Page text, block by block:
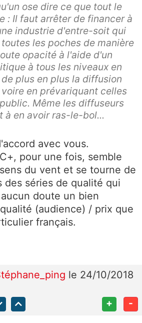
ose dire ce que tout le
: Il faut arrêter de financer à
industrie d'entre-soit qui
les poches de manière
opacité à l'aide d'un
à tous les niveaux en
plus en plus la diffusion
en prévariquant celles
Même les diffuseurs
à en avoir ras-le-bol...
avec vous.
pour une fois, semble
du vent et se tourne de
des séries de qualité qui
doute un bien
(audience) / prix que
français.
le 24/10/2018
+ -